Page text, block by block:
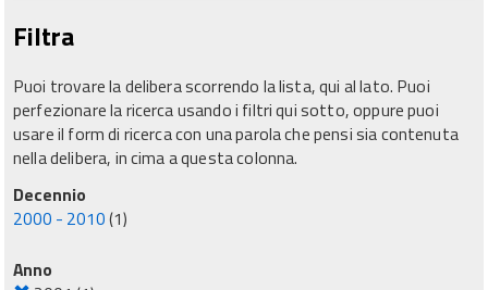
Filtra
Puoi trovare la delibera scorrendo la lista, qui al lato. Puoi
perfezionare la ricerca usando i filtri qui sotto, oppure puoi
usare il form di ricerca con una parola che pensi sia contenuta
nella delibera, in cima a questa colonna.
Decennio
2000 - 2010(1)
Anno